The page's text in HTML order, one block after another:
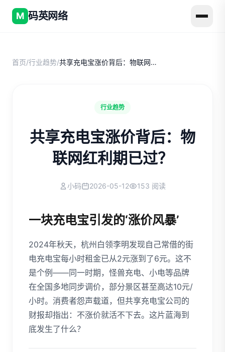
M 码英网络
首页/行业趋势/ 共享充电宝涨价背后：物联网红利期已过？
行业趋势
共享充电宝涨价背后：物
联网红利期已过？
小码 2026-05-12 153 阅读
一块充电宝引发的‘涨价风暴’
2024年秋天，杭州白领李明发现自己常借的街
电充电宝每小时租金已从2元涨到了6元。这不
是个例——同一时期，怪兽充电、小电等品牌
在全国多地同步调价，部分景区甚至高达10元/
小时。消费者怨声载道，但共享充电宝公司的
财报却指出：不涨价就活不下去。这片蓝海到
底发生了什么？